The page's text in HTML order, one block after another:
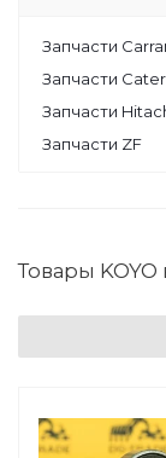
Запчасти
Запчасти
Запчасти
Запчасти ZF
Товары